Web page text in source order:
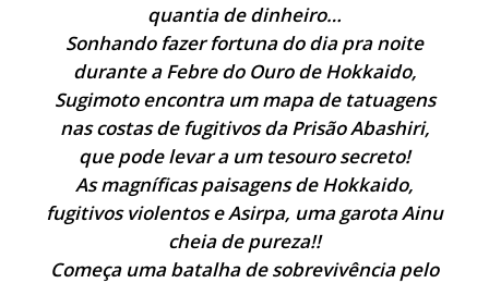
quantia de dinheiro…
Sonhando fazer fortuna do dia pra noite
durante a Febre do Ouro de Hokkaido,
Sugimoto encontra um mapa de tatuagens
nas costas de fugitivos da Prisão Abashiri,
que pode levar a um tesouro secreto!
As magníficas paisagens de Hokkaido,
fugitivos violentos e Asirpa, uma garota Ainu
cheia de pureza!!
Começa uma batalha de sobrevivência pelo